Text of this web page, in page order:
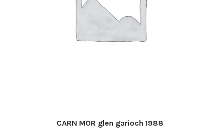
CARN MOR glen garioch 1988